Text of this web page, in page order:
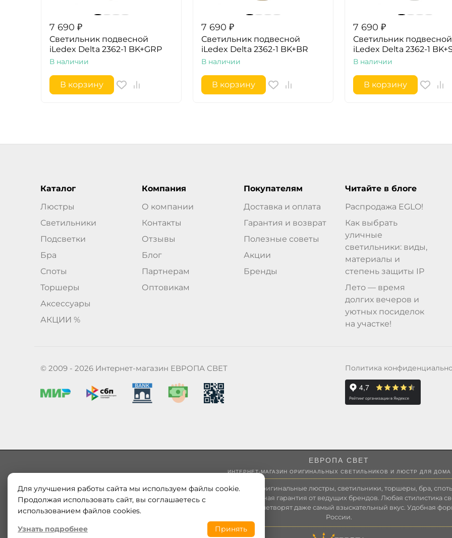
7 690 ₽
Светильник подвесной
iLedex Delta 2362-1 BK+GRP
В наличии
В корзину
7 690 ₽
Светильник подвесной
iLedex Delta 2362-1 BK+BR
В наличии
В корзину
7 690 ₽
Светильник подвесной
iLedex Delta 2362-1
В наличии
В корзину
Каталог
Люстры
Светильники
Подсветки
Бра
Споты
Торшеры
Аксессуары
АКЦИИ %
Компания
О компании
Контакты
Отзывы
Блог
Партнерам
Оптовикам
Покупателям
Доставка и оплата
Гарантия и возврат
Полезные советы
Акции
Бренды
Читайте в блоге
Распродажа EGLO!
Как выбрать
уличные
светильники: виды,
материалы и
степень защиты IP
Лето — время
долгих вечеров и
уютных посиделок
на участке!
© 2009 - 2026 Интернет-магазин ЕВРОПА СВЕТ Политика
ЕВРОПА СВЕТ
ИНТЕРНЕТ-МАГАЗИН ОРИГИНАЛЬНЫХ СВЕТИЛЬНИКОВ И ЛЮСТР ДЛЯ ДОМА
Наш магазин «ЕВРОПА СВЕТ» поставляет и продает в России оригинальные люстры, светильники, торшеры, бра,
Европы и России. Только оригинальная продукция. Полноценная гарантия от ведущих брендов. Любая стилистика
модерн от интернет-магазина europa-svet.ru позволит удовлетворят даже самый взыскательный вкус. Удобная
России.
Для улучшения работы сайта мы используем файлы cookie.
Продолжая использовать сайт, вы соглашаетесь с
использованием файлов cookies.
Узнать подробнее
Принять